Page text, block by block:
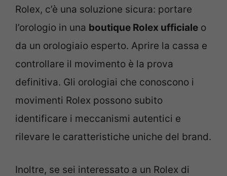
Rolex, c’è una soluzione sicura: portare
l’orologio in una boutique Rolex ufficiale o
da un orologiaio esperto. Aprire la cassa e
controllare il movimento è la prova
definitiva. Gli orologiai che conoscono i
movimenti Rolex possono subito
identificare i meccanismi autentici e
rilevare le caratteristiche uniche del brand.
Inoltre, se sei interessato a un Rolex di